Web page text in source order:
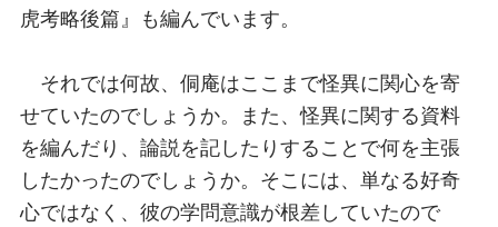
虎考略後篇』も編んでいます。
それでは何故、侗庵はここまで怪異に関心を寄
せていたのでしょうか。また、怪異に関する資料
を編んだり、論説を記したりすることで何を主張
したかったのでしょうか。そこには、単なる好奇
心ではなく、彼の学問意識が根差していたので